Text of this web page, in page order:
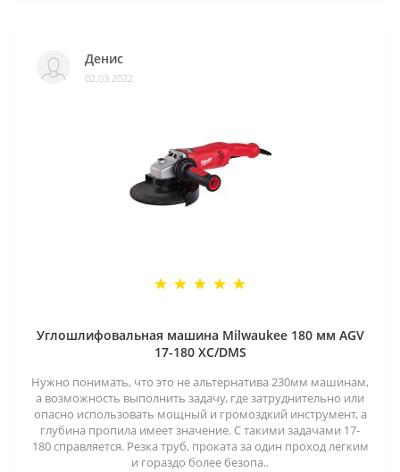
Денис
02.03.2022
Углошлифовальная машина Milwaukee 180 мм AGV
17-180 XC/DMS
Нужно понимать, что это не альтернатива 230мм машинам,
а возможность выполнить задачу, где затруднительно или
опасно использовать мощный и громоздкий инструмент, а
глубина пропила имеет значение. С такими задачами 17-
180 справляется. Резка труб, проката за один проход легким
и гораздо более безопа..